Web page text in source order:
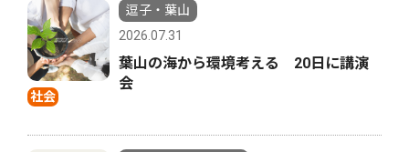
社会
逗子・葉山
2026.07.31
葉山の海から環境考える 20日に講演
会